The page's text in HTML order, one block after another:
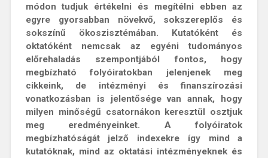
módon tudjuk értékelni és megítélni ebben az
egyre gyorsabban növekvő, sokszereplős és
sokszínű ökoszisztémában. Kutatóként és
oktatóként nemcsak az egyéni tudományos
előrehaladás szempontjából fontos, hogy
megbízható folyóiratokban jelenjenek meg
cikkeink, de intézményi és finanszírozási
vonatkozásban is jelentősége van annak, hogy
milyen minőségű csatornákon keresztül osztjuk
meg eredményeinket. A folyóiratok
megbízhatóságát jelző indexekre így mind a
kutatóknak, mind az oktatási intézményeknek és